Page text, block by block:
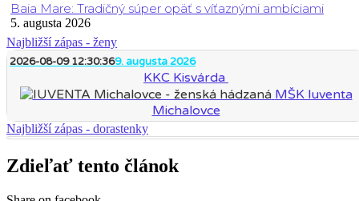
Baia Mare: Tradičný súper opäť s víťaznými ambíciami
5. augusta 2026
Najbližší zápas - ženy
2026-08-09 12:30:369. augusta 2026
KKC Kisvárda
MŠK Iuventa
Michalovce
Najbližší zápas - dorastenky
Zdieľať tento článok